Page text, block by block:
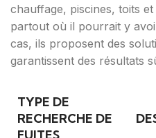
chauffage, piscines, toits
partout où il pourrait y
cas, ils proposent des
garantissent des résultats
TYPE DE
RECHERCHE DE
FUITES